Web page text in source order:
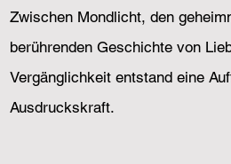
Zwischen Mondlicht, den
berührenden Geschichte von
Vergänglichkeit entstand eine
Ausdruckskraft.